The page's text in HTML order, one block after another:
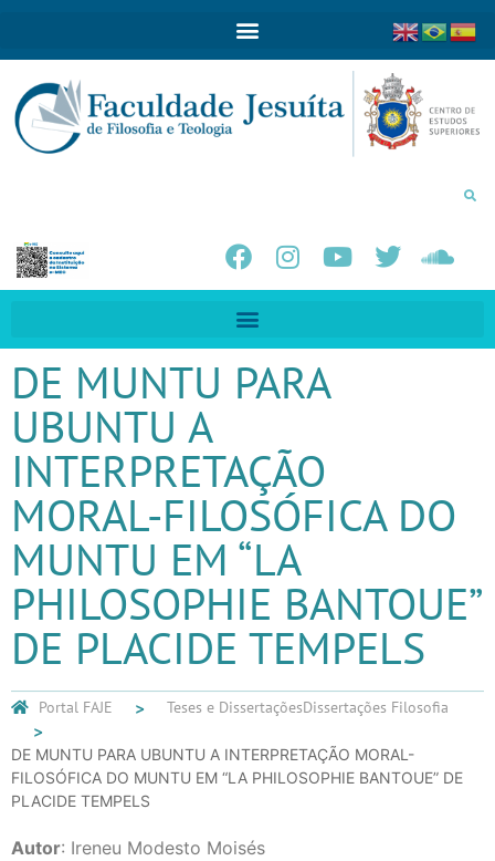
DE MUNTU PARA
UBUNTU A
INTERPRETAÇÃO
MORAL-FILOSÓFICA DO
MUNTU EM “LA
PHILOSOPHIE BANTOUE”
DE PLACIDE TEMPELS
Portal FAJE Teses e DissertaçõesDissertações Filosofia
DE MUNTU PARA UBUNTU A INTERPRETAÇÃO MORAL-
FILOSÓFICA DO MUNTU EM “LA PHILOSOPHIE BANTOUE” DE
PLACIDE TEMPELS
Autor: Ireneu Modesto Moisés